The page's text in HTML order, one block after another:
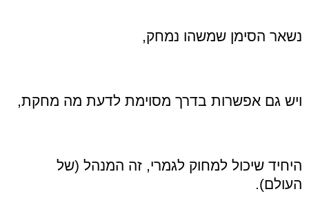
נשאר הסימן שמשהו נמחק,
ויש גם אפשרות בדרך מסוימת לדעת מה מחקת,
היחיד שיכול למחוק לגמרי, זה המנהל (של
העולם).